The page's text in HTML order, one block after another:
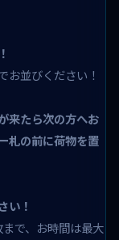
並びください！
来たら次の方へお
札の前に荷物を置
い！
で、お時間は最大